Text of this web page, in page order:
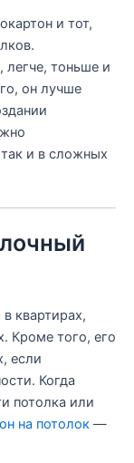
и тот,
легче, тоньше и
он лучше
и в сложных
квартирах,
Кроме того, его
если
Когда
потолка или
на потолок —